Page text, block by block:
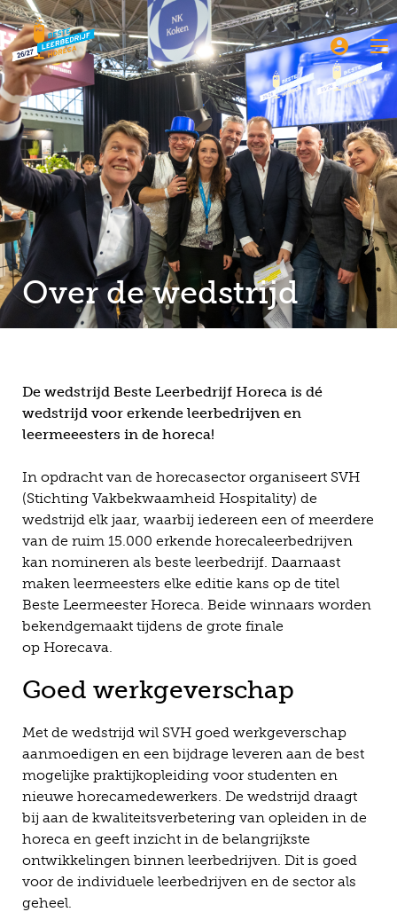
Over de wedstrijd
De wedstrijd Beste Leerbedrijf Horeca is dé
wedstrijd voor erkende leerbedrijven en
leermeeesters in de horeca!
In opdracht van de horecasector organiseert SVH
(Stichting Vakbekwaamheid Hospitality) de
wedstrijd elk jaar, waarbij iedereen een of meerdere
van de ruim 15.000 erkende horecaleerbedrijven
kan nomineren als beste leerbedrijf. Daarnaast
maken leermeesters elke editie kans op de titel
Beste Leermeester Horeca. Beide winnaars worden
bekendgemaakt tijdens de grote finale
op Horecava.
Goed werkgeverschap
Met de wedstrijd wil SVH goed werkgeverschap
aanmoedigen en een bijdrage leveren aan de best
mogelijke praktijkopleiding voor studenten en
nieuwe horecamedewerkers. De wedstrijd draagt
bij aan de kwaliteitsverbetering van opleiden in de
horeca en geeft inzicht in de belangrijkste
ontwikkelingen binnen leerbedrijven. Dit is goed
voor de individuele leerbedrijven en de sector als
geheel.